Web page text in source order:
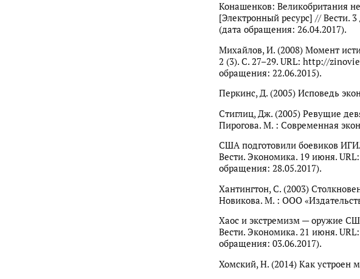
Конашенков: Великобритания
[Электронный ресурс] // Вести.
(дата обращения: 26.04.2017).
Михайлов, И. (2008) Момент
2 (3). С. 27–29. URL: http://
обращения: 22.06.2015).
Перкинс, Д. (2005) Исповедь
Стиглиц, Дж. (2005) Ревущие
Пирогова. М. : Современная
США подготовили боевиков
Вести. Экономика. 19 июня.
обращения: 28.05.2017).
Хантингтон, С. (2003)
Новикова. М. : ООО
Хаос и экстремизм — оружие
Вести. Экономика. 21 июня.
обращения: 03.06.2017).
Хомский, Н. (2014) Как устроен